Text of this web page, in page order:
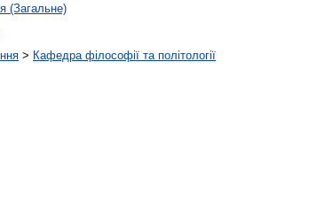
(Загальне)
> Кафедра філософії та політології